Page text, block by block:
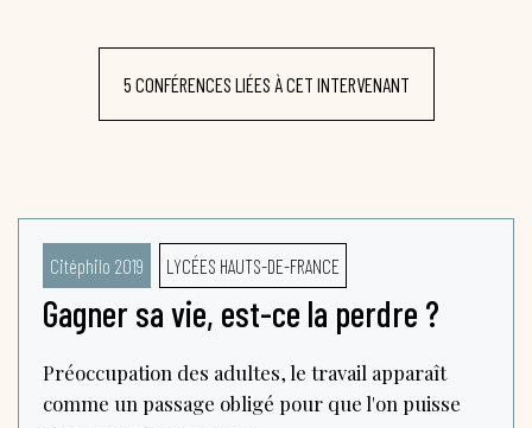
5 CONFÉRENCES LIÉES À CET INTERVENANT
Citéphilo 2019 LYCÉES HAUTS-DE-FRANCE
Gagner sa vie, est-ce la perdre ?
Préoccupation des adultes, le travail apparaît
comme un passage obligé pour que l'on puisse